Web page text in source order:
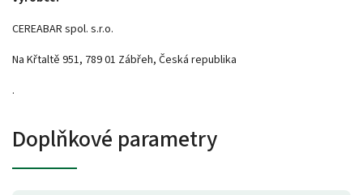
CEREABAR spol. s.r.o.
Na Křtaltě 951, 789 01 Zábřeh, Česká republika
.
Doplňkové parametry